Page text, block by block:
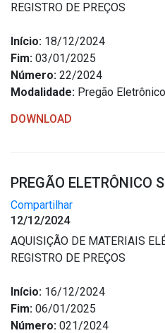
REGISTRO DE PREÇOS
Início: 18/12/2024
Fim: 03/01/2025
Número: 22/2024
Modalidade: Pregão Eletrônico
DOWNLOAD
PREGÃO ELETRÔNICO
Compartilhar
12/12/2024
AQUISIÇÃO DE MATERIAIS
REGISTRO DE PREÇOS
Início: 16/12/2024
Fim: 06/01/2025
Número: 021/2024